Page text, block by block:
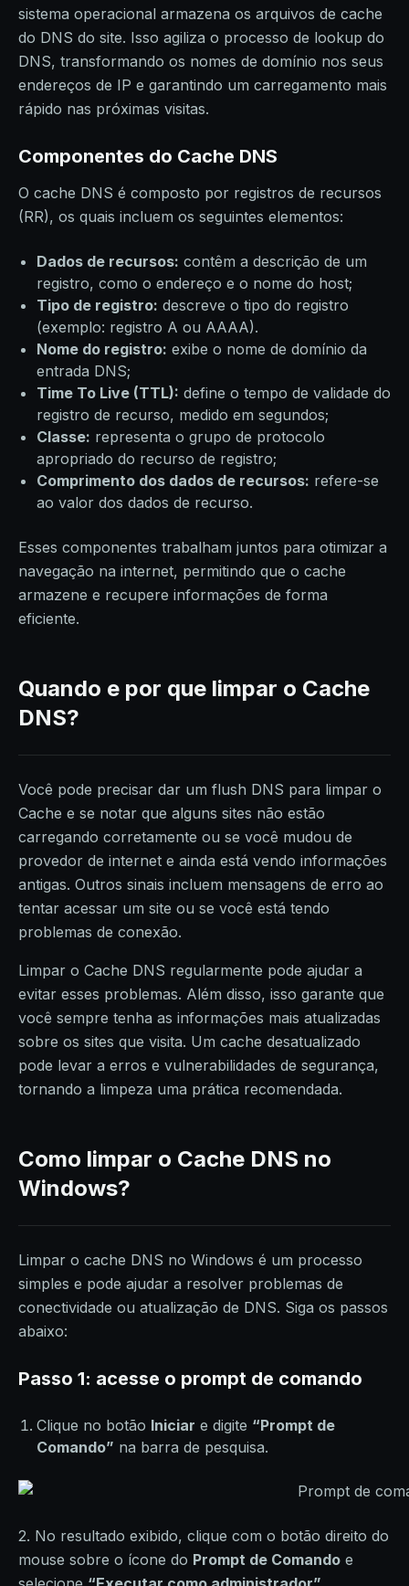
sistema operacional armazena os arquivos de cache
do DNS do site. Isso agiliza o processo de lookup do
DNS, transformando os nomes de domínio nos seus
endereços de IP e garantindo um carregamento mais
rápido nas próximas visitas.
Componentes do Cache DNS
O cache DNS é composto por registros de recursos
(RR), os quais incluem os seguintes elementos:
Dados de recursos: contêm a descrição de um
registro, como o endereço e o nome do host;
Tipo de registro: descreve o tipo do registro
(exemplo: registro A ou AAAA).
Nome do registro: exibe o nome de domínio da
entrada DNS;
Time To Live (TTL): define o tempo de validade do
registro de recurso, medido em segundos;
Classe: representa o grupo de protocolo
apropriado do recurso de registro;
Comprimento dos dados de recursos: refere-se
ao valor dos dados de recurso.
Esses componentes trabalham juntos para otimizar a
navegação na internet, permitindo que o cache
armazene e recupere informações de forma
eficiente.
Quando e por que limpar o Cache
DNS?
Você pode precisar dar um flush DNS para limpar o
Cache e se notar que alguns sites não estão
carregando corretamente ou se você mudou de
provedor de internet e ainda está vendo informações
antigas. Outros sinais incluem mensagens de erro ao
tentar acessar um site ou se você está tendo
problemas de conexão.
Limpar o Cache DNS regularmente pode ajudar a
evitar esses problemas. Além disso, isso garante que
você sempre tenha as informações mais atualizadas
sobre os sites que visita. Um cache desatualizado
pode levar a erros e vulnerabilidades de segurança,
tornando a limpeza uma prática recomendada.
Como limpar o Cache DNS no
Windows?
Limpar o cache DNS no Windows é um processo
simples e pode ajudar a resolver problemas de
conectividade ou atualização de DNS. Siga os passos
abaixo:
Passo 1: acesse o prompt de comando
Clique no botão Iniciar e digite “Prompt de
Comando” na barra de pesquisa.
2. No resultado exibido, clique com o botão direito do
mouse sobre o ícone do Prompt de Comando e